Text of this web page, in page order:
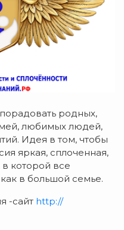
родных,
любимых людей,
Идея в том, чтобы
яркая, сплоченная,
которой все
в большой семье.
-сайт http://